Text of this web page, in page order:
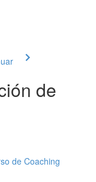
de
de Coaching